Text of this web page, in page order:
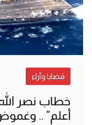
قضايا وآراء
خطاب نصر
أعلم” ..